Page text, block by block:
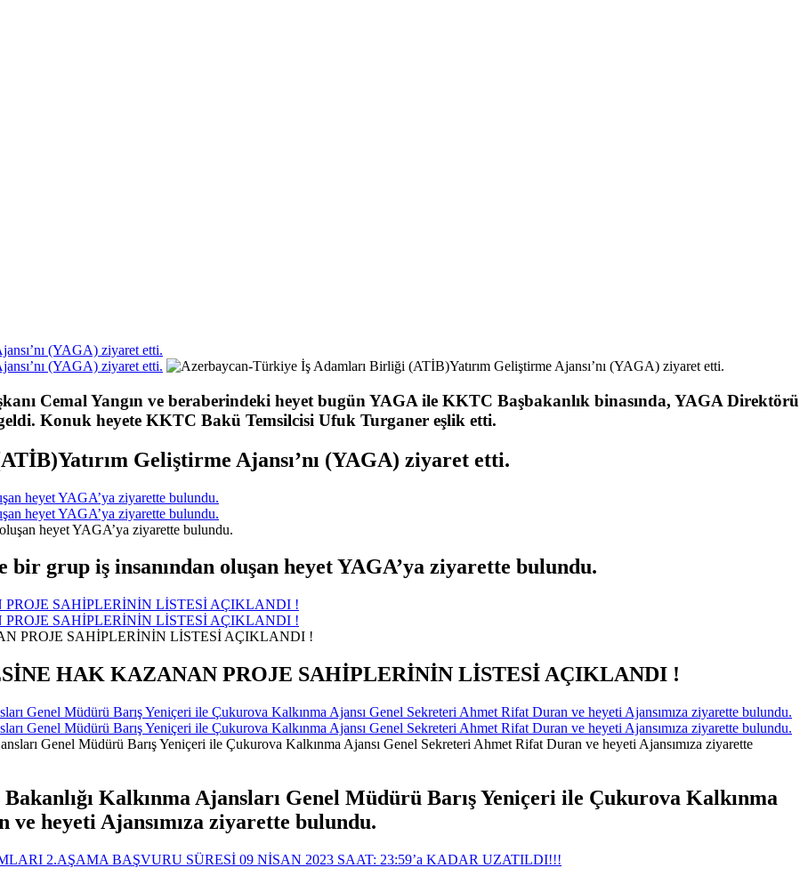
(YAGA) ziyaret etti.
(YAGA) ziyaret etti.
Cemal Yangın ve beraberindeki heyet bugün YAGA ile KKTC Başbakanlık binasında, YAGA Direktörü
Konuk heyete KKTC Bakü Temsilcisi Ufuk Turganer eşlik etti.
Geliştirme Ajansı’nı (YAGA) ziyaret etti.
heyet YAGA’ya ziyarette bulundu.
heyet YAGA’ya ziyarette bulundu.
grup iş insanından oluşan heyet YAGA’ya ziyarette bulundu.
SAHİPLERİNİN LİSTESİ AÇIKLANDI !
SAHİPLERİNİN LİSTESİ AÇIKLANDI !
HAK KAZANAN PROJE SAHİPLERİNİN LİSTESİ AÇIKLANDI !
Genel Müdürü Barış Yeniçeri ile Çukurova Kalkınma Ajansı Genel Sekreteri Ahmet Rifat Duran ve heyeti Ajansımıza ziyarette bulundu.
Genel Müdürü Barış Yeniçeri ile Çukurova Kalkınma Ajansı Genel Sekreteri Ahmet Rifat Duran ve heyeti Ajansımıza ziyarette bulundu.
Kalkınma Ajansları Genel Müdürü Barış Yeniçeri ile Çukurova Kalkınma
heyeti Ajansımıza ziyarette bulundu.
2.AŞAMA BAŞVURU SÜRESİ 09 NİSAN 2023 SAAT: 23:59’a KADAR UZATILDI!!!